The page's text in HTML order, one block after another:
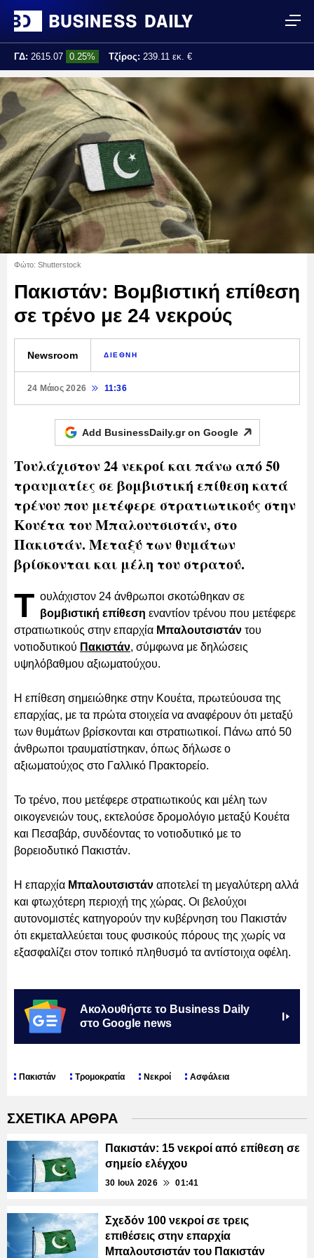
ΓΔ: 2615.07 0.25% Τζίρος: 239.11 εκ. €
Τελ. ενημέρωση: 17:25:01
Φώτο: Shutterstock
Πακιστάν: Βομβιστική επίθεση
σε τρένο με 24 νεκρούς
Newsroom ΔΙΕΘΝΗ
24 Μάιος 2026 11:36
Add BusinessDaily.gr on Google
Τουλάχιστον 24 νεκροί και πάνω από 50
τραυματίες σε βομβιστική επίθεση κατά
τρένου που μετέφερε στρατιωτικούς στην
Κουέτα του Μπαλουτσιστάν, στο
Πακιστάν. Μεταξύ των θυμάτων
βρίσκονται και μέλη του στρατού.
Τ ουλάχιστον 24 άνθρωποι σκοτώθηκαν σε
βομβιστική επίθεση εναντίον τρένου που μετέφερε
στρατιωτικούς στην επαρχία Μπαλουτσιστάν του
νοτιοδυτικού Πακιστάν, σύμφωνα με δηλώσεις
υψηλόβαθμου αξιωματούχου.
Η επίθεση σημειώθηκε στην Κουέτα, πρωτεύουσα της
επαρχίας, με τα πρώτα στοιχεία να αναφέρουν ότι μεταξύ
των θυμάτων βρίσκονται και στρατιωτικοί. Πάνω από 50
άνθρωποι τραυματίστηκαν, όπως δήλωσε ο
αξιωματούχος στο Γαλλικό Πρακτορείο.
Το τρένο, που μετέφερε στρατιωτικούς και μέλη των
οικογενειών τους, εκτελούσε δρομολόγιο μεταξύ Κουέτα
και Πεσαβάρ, συνδέοντας το νοτιοδυτικό με το
βορειοδυτικό Πακιστάν.
Η επαρχία Μπαλουτσιστάν αποτελεί τη μεγαλύτερη αλλά
και φτωχότερη περιοχή της χώρας. Οι βελούχοι
αυτονομιστές κατηγορούν την κυβέρνηση του Πακιστάν
ότι εκμεταλλεύεται τους φυσικούς πόρους της χωρίς να
εξασφαλίζει στον τοπικό πληθυσμό τα αντίστοιχα οφέλη.
Ακολουθήστε το Business Daily
στο Google news
Πακιστάν Τρομοκρατία Νεκροί Ασφάλεια
ΣΧΕΤΙΚΑ ΑΡΘΡΑ
Πακιστάν: 15 νεκροί από επίθεση σε
σημείο ελέγχου
30 Ιουλ 2026 01:41
Σχεδόν 100 νεκροί σε τρεις
επιθέσεις στην επαρχία
Μπαλουτσιστάν του Πακιστάν